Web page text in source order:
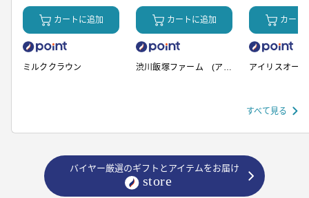
カートに追加
ミルククラウン
カートに追加
渋川飯塚ファーム (アイ
カート
アイリスオー
すべて見る
バイヤー厳選のギフトとアイテムをお届け